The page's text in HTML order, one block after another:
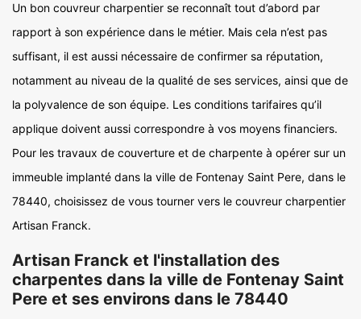
Un bon couvreur charpentier se reconnaît tout d’abord par
rapport à son expérience dans le métier. Mais cela n’est pas
suffisant, il est aussi nécessaire de confirmer sa réputation,
notamment au niveau de la qualité de ses services, ainsi que de
la polyvalence de son équipe. Les conditions tarifaires qu’il
applique doivent aussi correspondre à vos moyens financiers.
Pour les travaux de couverture et de charpente à opérer sur un
immeuble implanté dans la ville de Fontenay Saint Pere, dans le
78440, choisissez de vous tourner vers le couvreur charpentier
Artisan Franck.
Artisan Franck et l'installation des
charpentes dans la ville de Fontenay Saint
Pere et ses environs dans le 78440